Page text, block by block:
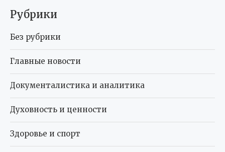
Рубрики
Без рубрики
Главные новости
Документалистика и аналитика
Духовность и ценности
Здоровье и спорт